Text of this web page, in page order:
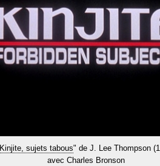
Kinjite, sujets tabous" de J. Lee Thompson
avec Charles Bronson